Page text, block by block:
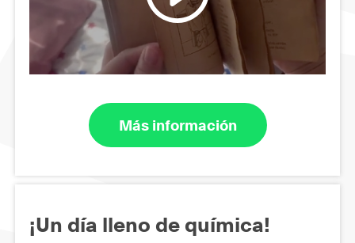
Más información
¡Un día lleno de química!